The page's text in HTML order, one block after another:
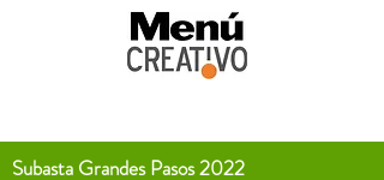
Subasta Grandes Pasos 2022